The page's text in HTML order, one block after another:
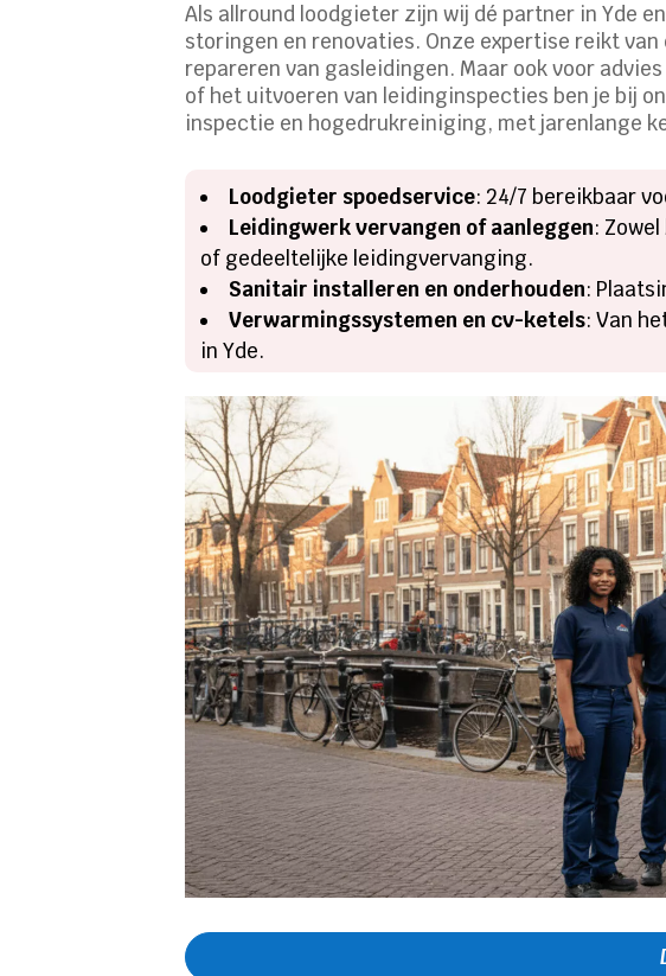
Als allround loodgieter zijn wij dé partner in Yde
storingen en renovaties. Onze expertise reikt
repareren van gasleidingen. Maar ook voor
of het uitvoeren van leidinginspecties ben je bij
inspectie en hogedrukreiniging, met jarenlange
Loodgieter spoedservice: 24/7 bereikbaar
Leidingwerk vervangen of aanleggen:
of gedeeltelijke leidingvervanging.
Sanitair installeren en onderhouden:
Verwarmingssystemen en cv-ketels: Van
in Yde.